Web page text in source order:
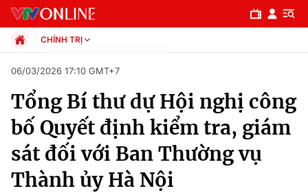
Chuyên mục
Chính trị
Xã hội
CHÍNH TRỊ
Xã hội
Pháp luật
Kinh tế
Thể thao
Truyền hình
Văn hóa - Giải trí
Y tế
06/03/2026 17:10 GMT+7
Tổng Bí thư dự Hội nghị công
bố Quyết định kiểm tra, giám
sát đối với Ban Thường vụ
Thành ủy Hà Nội